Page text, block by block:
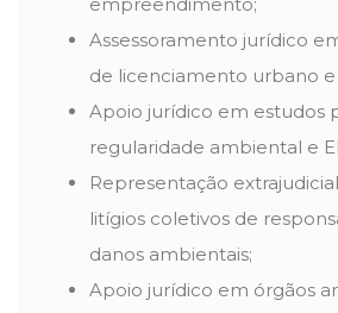
Assessoramento jurídico
de licenciamento urbano
Apoio jurídico em estudos
regularidade ambiental e
Representação
litígios coletivos de
danos ambientais;
Apoio jurídico em órgãos